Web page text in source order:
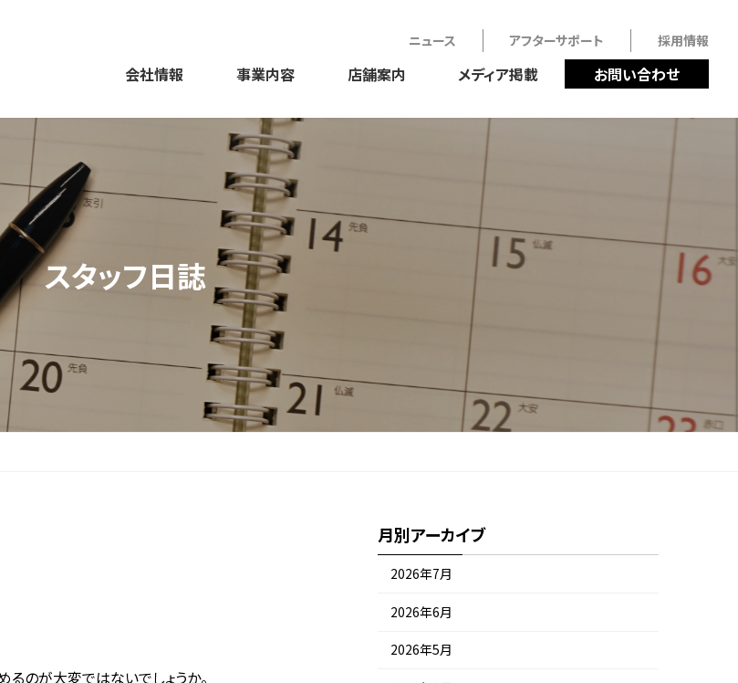
ニュース アフターサポート 採用情報
会社情報 事業内容 店舗案内 メディア掲載 お問い合わせ
スタッフ日誌
のが大変ではないでしょうか。
月別アーカイブ
2026年7月
2026年6月
2026年5月